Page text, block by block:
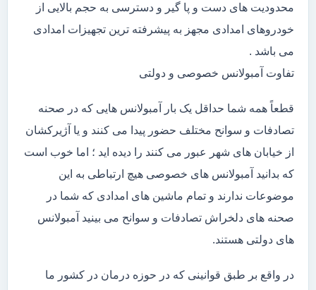
محدودیت های دست و پا گیر و دسترسی به حجم بالایی از
خودروهای امدادی مجهز به پیشرفته ترین تجهیزات امدادی
می باشد .
تفاوت آمبولانس خصوصی و دولتی
قطعاً همه شما حداقل یک بار آمبولانس هایی که در صحنه
تصادفات و سوانح مختلف حضور پیدا می کنند و یا آژیرکشان
از خیابان های شهر عبور می کنند را دیده اید ؛ اما خوب است
که بدانید آمبولانس های خصوصی هیچ ارتباطی به این
موضوعات ندارند و تمام ماشین های امدادی که شما در
صحنه های دلخراش تصادفات و سوانح می بینید آمبولانس
های دولتی هستند.
در واقع بر طبق قوانینی که در حوزه درمان در کشور ما